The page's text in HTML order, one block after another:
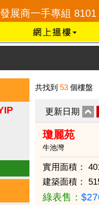
一手專組 8101
共找到 53 個樓盤
更新日期
瓊麗苑
牛池灣
實用面積：
建築面積：
綠表售：